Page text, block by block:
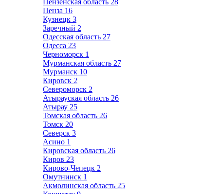
Пензенская область 28
Пенза 16
Кузнецк 3
Заречный 2
Одесская область 27
Одесса 23
Черноморск 1
Мурманская область 27
Мурманск 10
Кировск 2
Североморск 2
Атырауская область 26
Атырау 25
Томская область 26
Томск 20
Северск 3
Асино 1
Кировская область 26
Киров 23
Кирово-Чепецк 2
Омутнинск 1
Акмолинская область 25